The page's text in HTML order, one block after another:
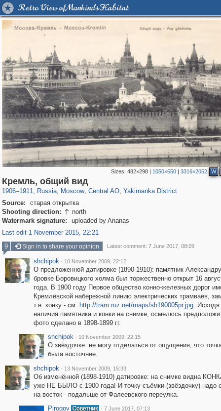
Retro View of Mankind's Habitat
Sizes:482×298 | 1050×650 |3316×2052 W
Кремль, общий вид
1906–1911, Russia
1,406,837
, Moscow
319,861 8,286
, Central AO
160,009
, Yakimanka District
Source:
старая открытка
Shooting direction:  north
Watermark signature:
uploaded by Ananas
Last edit 1 November 2015, 22:21
9
Sign in to share your opinion Latest comment: 7 June 2017, 08:09
shchipok · 10 November 2009, 22:12
О предложенной датировке (1890-1910): памятник
бровке Боровицкого холма был торжественно открыт 16
года. В 1900 году Первое общество конно-железных дорог
Кремлёвской набережной линию электрических трамваев,
т.н. конку - см. http://tram.ruz.net/maps/sh190005pr.jpg. Исходя
наличия памятника и конки на снимке, осмелюсь
фото сделано в 1898-1899 гг.
shchipok · 10 November 2009, 22:15
О звёздочке: не могу отделаться от ощущения, что
была восточнее.
shchipok · 13 November 2009, 15:33
Об изменённой (1898-1910) датировке: на снимке видна
уже НЕ БЫЛО с 1900 года! И точку съёмки (звёздочку) надо
на восток - подальше от Фалеевского переулка.
Pirogov
· 7 June 2017, 07:13